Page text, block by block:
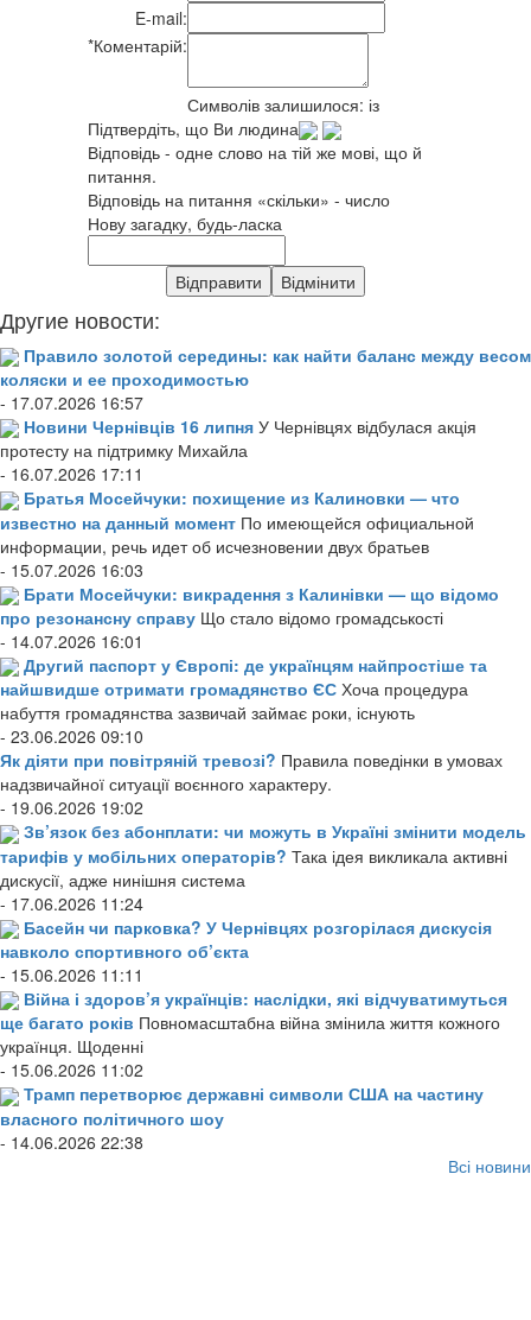
E-mail:
*Коментарій:
Символів залишилося: із
Підтвердіть, що Ви людина
Відповідь - одне слово на тій же мові, що й
питання.
Відповідь на питання «скільки» - число
Нову загадку, будь-ласка
Другие новости:
Правило золотой середины: как найти баланс между весом
коляски и ее проходимостью
- 17.07.2026 16:57
Новини Чернівців 16 липня У Чернівцях відбулася акція
протесту на підтримку Михайла
- 16.07.2026 17:11
Братья Мосейчуки: похищение из Калиновки — что
известно на данный момент По имеющейся официальной
информации, речь идет об исчезновении двух братьев
- 15.07.2026 16:03
Брати Мосейчуки: викрадення з Калинівки — що відомо
про резонансну справу Що стало відомо громадськості
- 14.07.2026 16:01
Другий паспорт у Європі: де українцям найпростіше та
найшвидше отримати громадянство ЄС Хоча процедура
набуття громадянства зазвичай займає роки, існують
- 23.06.2026 09:10
Як діяти при повітряній тревозі? Правила поведінки в умовах
надзвичайної ситуації воєнного характеру.
- 19.06.2026 19:02
Зв’язок без абонплати: чи можуть в Україні змінити модель
тарифів у мобільних операторів? Така ідея викликала активні
дискусії, адже нинішня система
- 17.06.2026 11:24
Басейн чи парковка? У Чернівцях розгорілася дискусія
навколо спортивного об’єкта
- 15.06.2026 11:11
Війна і здоров’я українців: наслідки, які відчуватимуться
ще багато років Повномасштабна війна змінила життя кожного
українця. Щоденні
- 15.06.2026 11:02
Трамп перетворює державні символи США на частину
власного політичного шоу
- 14.06.2026 22:38
Всі новини